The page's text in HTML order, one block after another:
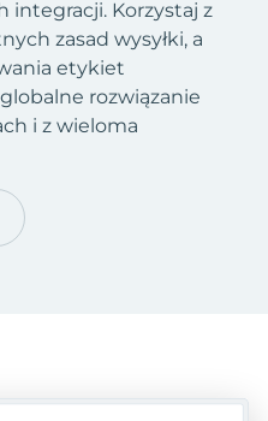
integracji. Korzystaj z
zasad wysyłki, a
etykiet
rozwiązanie
i z wieloma